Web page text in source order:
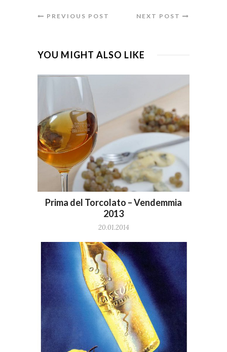
PREVIOUS POST NEXT POST
YOU MIGHT ALSO LIKE
Prima del Torcolato – Vendemmia
2013
20.01.2014